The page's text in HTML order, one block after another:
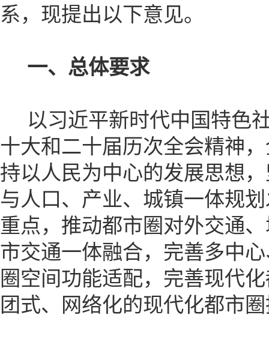
系，现提出以下意见。
一、总体要求
以习近平新时代中国特色
十大和二十届历次全会精神
持以人民为中心的发展思想
与人口、产业、城镇一体规
重点，推动都市圈对外交通
市交通一体融合，完善多中
圈空间功能适配，完善现代
团式、网络化的现代化都市